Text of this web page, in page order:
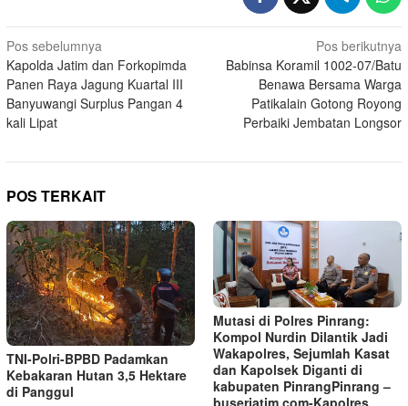
Navigasi
pos
Pos sebelumnya
Kapolda Jatim dan Forkopimda
Panen Raya Jagung Kuartal III
Banyuwangi Surplus Pangan 4
kali Lipat
Pos berikutnya
Babinsa Koramil 1002-07/Batu
Benawa Bersama Warga
Patikalain Gotong Royong
Perbaiki Jembatan Longsor
POS TERKAIT
TNI-Polri-BPBD Padamkan
Kebakaran Hutan 3,5 Hektare
di Panggul
Mutasi di Polres Pinrang:
Kompol Nurdin Dilantik Jadi
Wakapolres, Sejumlah Kasat
dan Kapolsek Diganti di
kabupaten Pinrang‎‎Pinrang –